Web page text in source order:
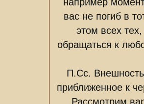
вас не погиб в
этом всех
обращаться к
П.Сс.
приближенное к
Рассмотрим